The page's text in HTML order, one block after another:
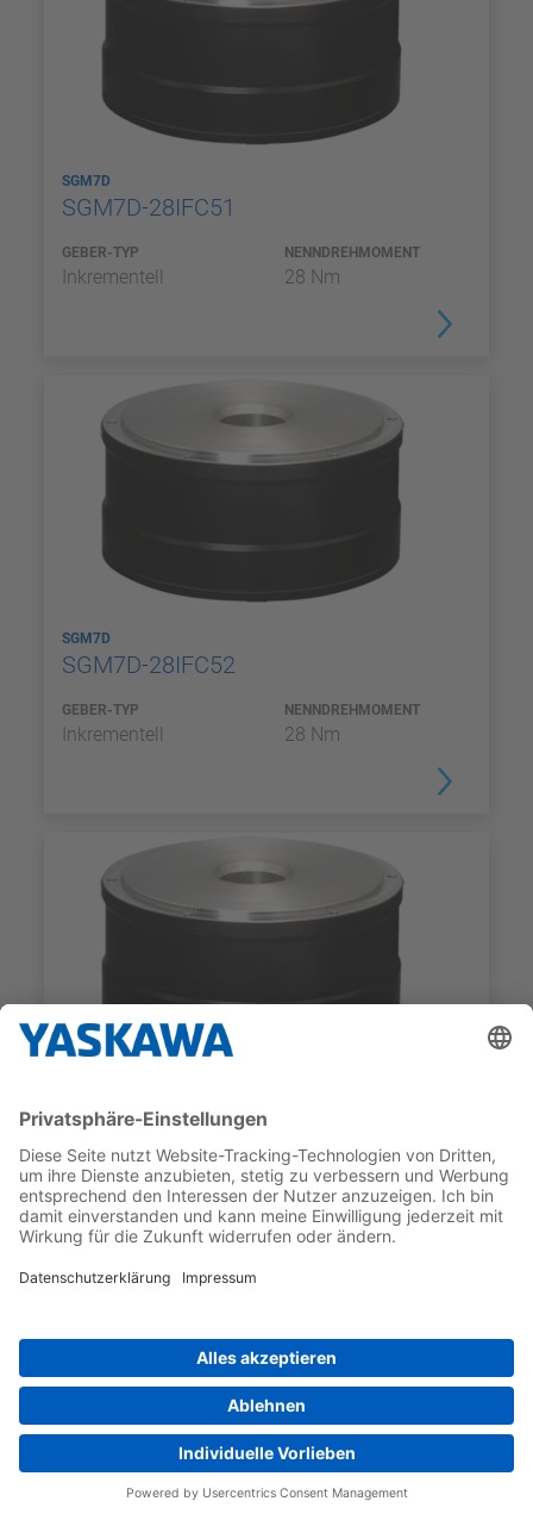
SGM7D
SGM7D-28IFC51
GEBER-TYP
Inkrementell
NENNDREHMOMENT
28 Nm
SGM7D
SGM7D-28IFC52
GEBER-TYP
Inkrementell
NENNDREHMOMENT
28 Nm
SGM7D-09JFC51
GEBER-TYP
Inkrementell
NENNDREHMOMENT
9 Nm